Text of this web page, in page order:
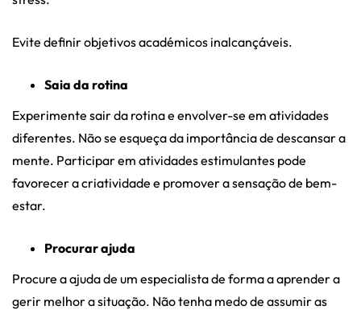
Evite definir objetivos académicos inalcançáveis.
Saia da rotina
Experimente sair da rotina e envolver-se em atividades
diferentes. Não se esqueça da importância de descansar a
mente. Participar em atividades estimulantes pode
favorecer a criatividade e promover a sensação de bem-
estar.
Procurar ajuda
Procure a ajuda de um especialista de forma a aprender a
gerir melhor a situação. Não tenha medo de assumir as